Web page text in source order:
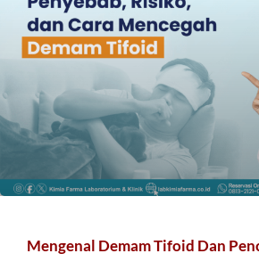
Mengenal Demam Tifoid Dan